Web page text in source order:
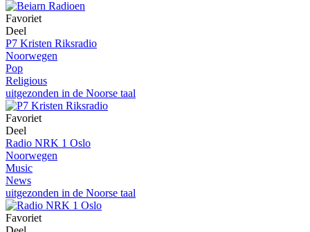
Favoriet
Deel
P7 Kristen Riksradio
Noorwegen
Pop
Religious
uitgezonden in de Noorse taal
Favoriet
Deel
Radio NRK 1 Oslo
Noorwegen
Music
News
uitgezonden in de Noorse taal
Favoriet